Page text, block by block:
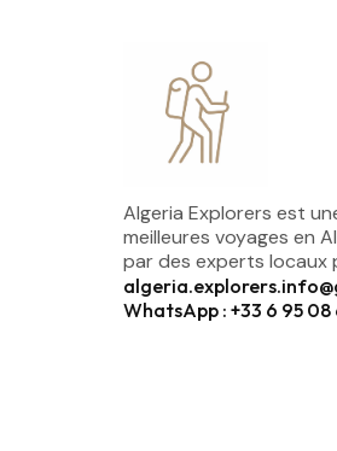
Algeria Explorers est
meilleures voyages en
par des experts locaux
WhatsApp : +33 6 95 08